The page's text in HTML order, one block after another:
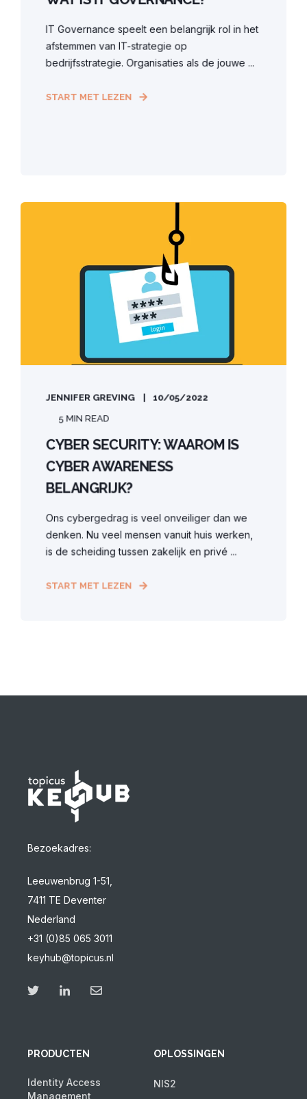
IT Governance speelt een belangrijk rol in het
afstemmen van IT-strategie op
bedrijfsstrategie. Organisaties als de jouwe ...
START MET LEZEN
JENNIFER GREVING
10/05/2022
5 MIN READ
CYBER SECURITY: WAAROM IS
CYBER AWARENESS
BELANGRIJK?
Ons cybergedrag is veel onveiliger dan we
denken. Nu veel mensen vanuit huis werken,
is de scheiding tussen zakelijk en privé ...
START MET LEZEN
Bezoekadres:
Leeuwenbrug 1-51,
7411 TE Deventer
Nederland
+31 (0)85 065 3011
keyhub@topicus.nl
PRODUCTEN
Identity Access
Management
OPLOSSINGEN
NIS2